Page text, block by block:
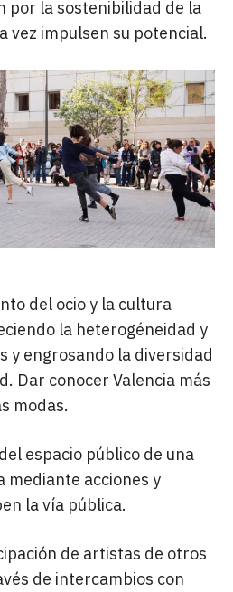
por la sostenibilidad de la
vez impulsen su potencial.
del ocio y la cultura
la heterogéneidad y
y engrosando la diversidad
Dar conocer Valencia más
modas.
espacio público de una
mediante acciones y
la vía pública.
de artistas de otros
de intercambios con